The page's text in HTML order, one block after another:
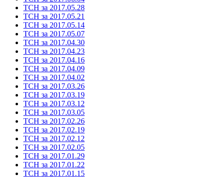
ТСН за 2017.05.28
ТСН за 2017.05.21
ТСН за 2017.05.14
ТСН за 2017.05.07
ТСН за 2017.04.30
ТСН за 2017.04.23
ТСН за 2017.04.16
ТСН за 2017.04.09
ТСН за 2017.04.02
ТСН за 2017.03.26
ТСН за 2017.03.19
ТСН за 2017.03.12
ТСН за 2017.03.05
ТСН за 2017.02.26
ТСН за 2017.02.19
ТСН за 2017.02.12
ТСН за 2017.02.05
ТСН за 2017.01.29
ТСН за 2017.01.22
ТСН за 2017.01.15